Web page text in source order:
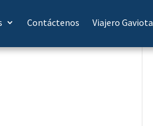
Contáctenos Viajero Gaviota